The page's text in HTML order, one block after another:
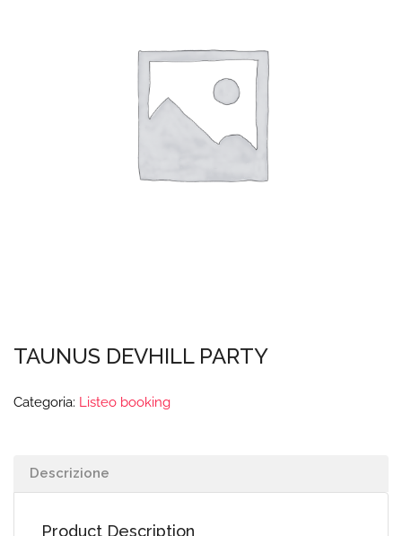
TAUNUS DEVHILL PARTY
Categoria: Listeo booking
Descrizione
Product Description